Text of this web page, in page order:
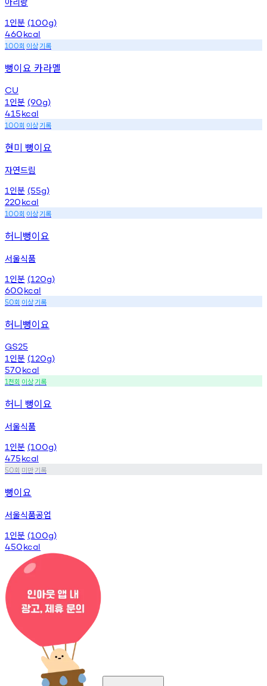
1 인분 (100g)
460kcal
100회 이상기록
뻥이요 카라멜
CU
1 인분 (90g)
415kcal
100회 이상기록
현미 뻥이요
자연드림
1 인분 (55g)
220kcal
100회 이상기록
허니뻥이요
서울식품
1 인분 (120g)
600kcal
50회 이상기록
허니뻥이요
GS25
1 인분 (120g)
570kcal
1천회 이상기록
허니 뻥이요
서울식품
1 인분 (100g)
475kcal
50회 미만기록
뻥이요
서울식품공업
1 인분 (100g)
450kcal